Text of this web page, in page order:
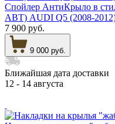
Спойлер АнтиКрыло в
АВТ) AUDI Q5 (2008-
7 900 руб.
9 000 руб.
Ближайшая дата доставки
12 - 14 августа